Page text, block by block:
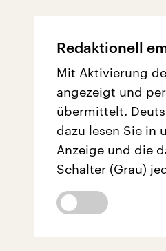
Redaktionell
Mit Aktivierung
angezeigt und
übermittelt.
dazu lesen Sie in
Anzeige und die
Schalter (Grau)